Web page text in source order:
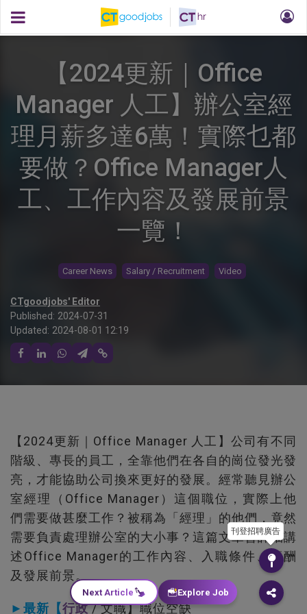
【2024更新｜Office
Manager 人工】辦公室經
理月薪多達6萬！實際乜都
要做？Office Manager人
工、工作內容及發展前景
一覽！
Career News Salary / Recruitment Video
CTgoodjobs' Editor
Published: 2024-07-31
Updated: 2024-08-01 12:19
【2024更新｜Office Manager 人工】公司有不同
階級、專長的員工，全靠他們在各自的崗位發光發
亮，才能協助公司換來更好的發展。經常聽見辦公
室經理（Office Manager）這個職位，實際上他
們需要做甚麼工作？被稱為「經理」的他們，竟然
需要負責處理辦公室的大小事？這篇文章會詳細講
述Office Manager的工作內容、入職條件、薪酬
及發展前景。
►最新【行政/ 文職】職位空缺
刊登招聘廣告
Next Article Explore Job